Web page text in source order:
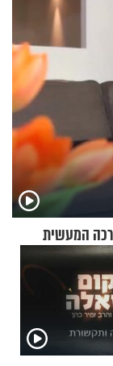
המעשית